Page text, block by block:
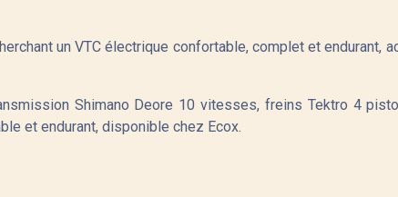
un VTC électrique confortable, complet et endurant,
Shimano Deore 10 vitesses, freins Tektro 4
et endurant, disponible chez Ecox.